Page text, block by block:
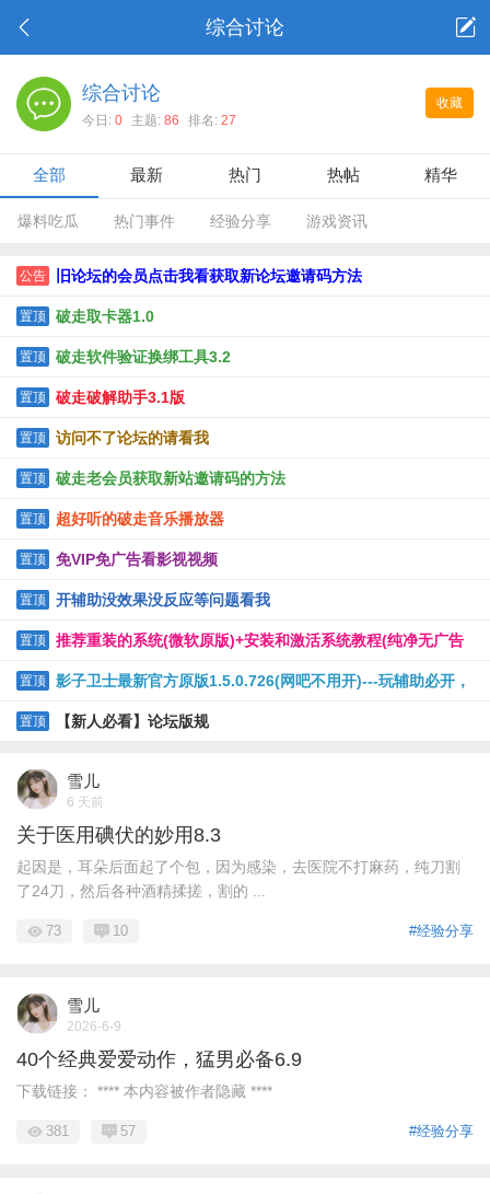
综合讨论
收藏
综合讨论
今日: 0 主题: 86 排名: 27
全部 最新 热门 热帖 精华
爆料吃瓜 热门事件 经验分享 游戏资讯
公告 旧论坛的会员点击我看获取新论坛邀请码方法
置顶 破走取卡器1.0
置顶 破走软件验证换绑工具3.2
置顶 破走破解助手3.1版
置顶 访问不了论坛的请看我
置顶 破走老会员获取新站邀请码的方法
置顶 超好听的破走音乐播放器
置顶 免VIP免广告看影视视频
置顶 开辅助没效果没反应等问题看我
置顶 推荐重装的系统(微软原版)+安装和激活系统教程(纯净无广告
软件)
置顶 影子卫士最新官方原版1.5.0.726(网吧不用开)---玩辅助必开，
保护电脑
置顶 【新人必看】论坛版规
雪儿
6 天前
关于医用碘伏的妙用8.3
起因是，耳朵后面起了个包，因为感染，去医院不打麻药，纯刀割
了24刀，然后各种酒精揉搓，割的 ...
#经验分享
73 10
雪儿
2026-6-9
40个经典爱爱动作，猛男必备6.9
下载链接： **** 本内容被作者隐藏 ****
#经验分享
381 57